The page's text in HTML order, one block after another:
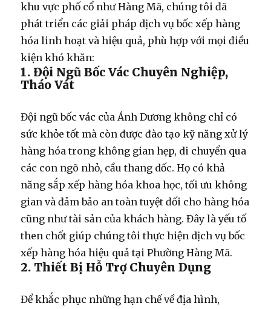
khu vực phố cổ như Hàng Mã, chúng tôi đã
phát triển các giải pháp dịch vụ bốc xếp hàng
hóa linh hoạt và hiệu quả, phù hợp với mọi điều
kiện khó khăn:
1. Đội Ngũ Bốc Vác Chuyên Nghiệp,
Tháo Vát
Đội ngũbốc vác của Ánh Dương không chỉ có
sức khỏe tốt mà còn được đào tạo kỹ năng xử lý
hàng hóa trong không gian hẹp, di chuyển qua
các con ngõ nhỏ, cầu thang dốc. Họ có khả
năng sắp xếp hàng hóa khoa học, tối ưu không
gian và đảm bảo an toàn tuyệt đối cho hàng hóa
cũng như tài sản của khách hàng. Đây là yếu tố
then chốt giúp chúng tôi thực hiện dịch vụ bốc
xếp hàng hóa hiệu quả tại Phường Hàng Mã.
2. Thiết Bị Hỗ Trợ Chuyên Dụng
Để khắc phục những hạn chế về địa hình,